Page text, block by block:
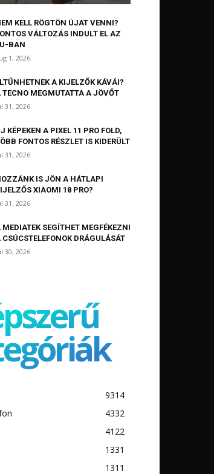
KELL RÖGTÖN ÚJAT VENNI?
VÁLTOZÁS INDULT EL AZ
BAN
1, 2026
A KIJELZŐK KÁVÁI?
TECNO MEGMUTATTA A JÖVŐT
31, 2026
KÉPEKEN A PIXEL 11 PRO FOLD,
FONTOS RÉSZLET IS KIDERÜLT
31, 2026
IS JÖN A HÁTLAPI
XIAOMI 18 PRO?
31, 2026
MEDIATEK SEGÍTHET MEGFÉKEZNI
CSÚCSTELEFONOK DRÁGULÁSÁT
30, 2026
9314
4332
4122
1331
1311